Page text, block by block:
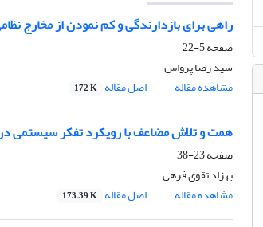
راهی برای بازدارندگی و کم نمودن از مخارج
صفحه5-22
سید رضا پرواس
مشاهده مقاله
اصل مقاله 172 K
همت و تلاش مضاعف با رویکرد تفکر سیستمی
صفحه23-38
بهزاد تقوی فرهی
مشاهده مقاله
اصل مقاله 173.39 K